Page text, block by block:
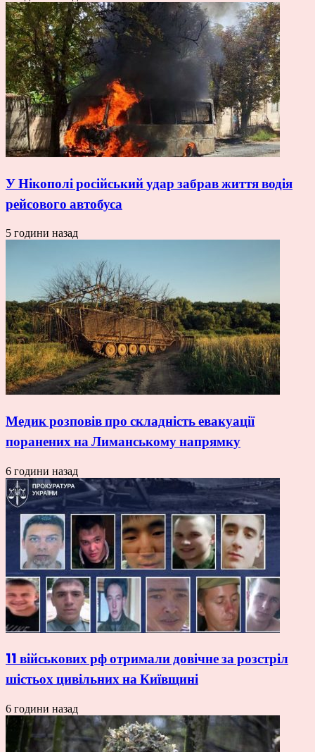
У Нікополі російський удар забрав життя водія
рейсового автобуса
5 години назад
Медик розповів про складність евакуації
поранених на Лиманському напрямку
6 години назад
11 військових рф отримали довічне за розстріл
шістьох цивільних на Київщині
6 години назад